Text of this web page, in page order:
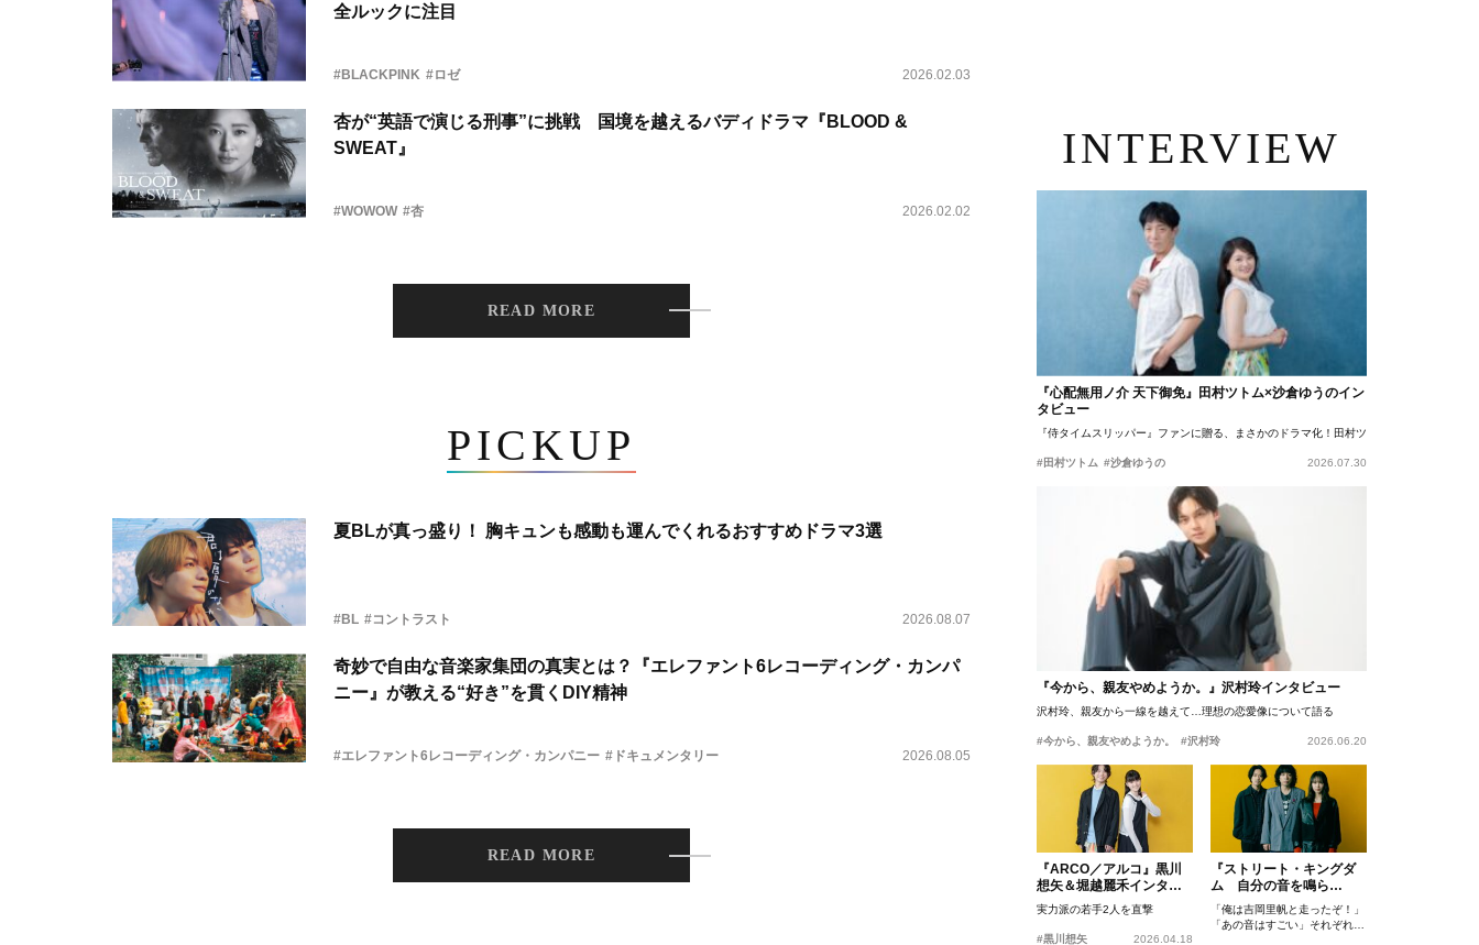
全ルックに注目
#BLACKPINK #ロゼ 2026.02.03
杏が“英語で演じる刑事”に挑戦 国境を越えるバディドラマ『BLOOD &
SWEAT』
#WOWOW #杏 2026.02.02
READ MORE
PICKUP
夏BLが真っ盛り！ 胸キュンも感動も運んでくれるおすすめドラマ3選
#BL #コントラスト 2026.08.07
奇妙で自由な音楽家集団の真実とは？『エレファント6レコーディング・カンパ
ニー』が教える“好き”を貫くDIY精神
#エレファント6レコーディング・カンパニー #ドキュメンタリー 2026.08.05
READ MORE
INTERVIEW
『心配無用ノ介 天下御免』田村ツトム×沙倉ゆうのイン
タビュー
『侍タイムスリッパー』ファンに贈る、まさかのドラマ化！田村ツトム×沙倉ゆうのが語
#田村ツトム #沙倉ゆうの 2026.07.30
『今から、親友やめようか。』沢村玲インタビュー
沢村玲、親友から一線を越えて…理想の恋愛像について語る
#今から、親友やめようか。 #沢村玲 2026.06.20
『ARCO／アルコ』黒川
想矢＆堀越麗禾インタビ
ュー
実力派の若手2人を直撃
#黒川想矢 2026.04.18
『ストリート・キングダ
ム 自分の音を鳴ら
せ。』峯田和伸、若葉竜
也、吉岡里帆インタビュ
ー
「俺は吉岡里帆と走ったぞ！」
「あの音はすごい」それぞれの